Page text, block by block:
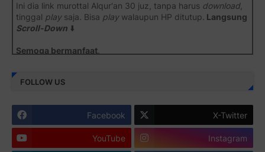
Ini dia link murottal Alqur'an 30 juz, tanpa harus download,
tinggal playsaja. Bisa playwalaupun HP ditutup. Langsung
Scroll-Down ⬇️
Semoga bermanfaat
Juz 1 ⇨
Juz 3 ⇨ http://j.mp/2bFSrtF
Juz 4 ⇨ http://j.mp/2b8SXi3
FOLLOW US
Facebook X-Twitter
YouTube Instagram